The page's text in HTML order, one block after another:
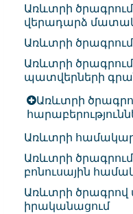
Առևտրի
վերադարձ
Առևտրի
Առևտրի
պատվերների
Առևտրի
Առևտրի
Առևտրի ծրագրում
բոնուսային
Առևտրի
իրականացում